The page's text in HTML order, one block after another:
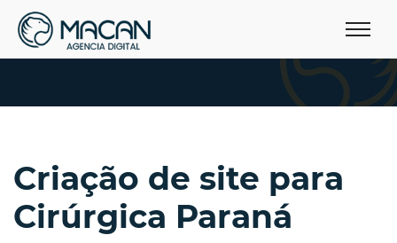
Criação de site para
Cirúrgica Paraná